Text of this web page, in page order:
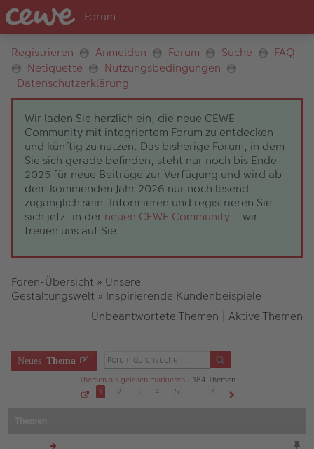
Registrieren Anmelden Forum Suche
FAQ
Netiquette
Nutzungsbedingungen
Datenschutzerklärung
Wir laden Sie herzlich ein, die neue CEWE
Community mit integriertem Forum zu entdecken
und künftig zu nutzen. Das bisherige Forum, in dem
Sie sich gerade befinden, steht nur noch bis Ende
2025 für neue Beiträge zur Verfügung und wird ab
dem kommenden Jahr 2026 nur noch lesend
zugänglich sein. Informieren und registrieren Sie
sich jetzt in der neuen CEWE Community – wir
freuen uns auf Sie!
Foren-Übersicht » Unsere
Gestaltungswelt » Inspirierende Kundenbeispiele
Unbeantwortete Themen | Aktive Themen
Neues Thema
Themen als gelesen markieren• 184 Themen
1 2 3 4 5 …
7